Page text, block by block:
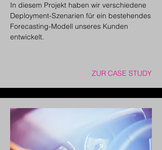
In diesem Projekt haben wir verschiedene
Deployment-Szenarien für ein bestehendes
Forecasting-Modell unseres Kunden
entwickelt.
ZUR CASE STUDY